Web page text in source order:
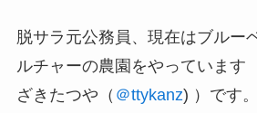
脱サラ元公務員、現在はブルー
ルチャーの農園 をやっていま
ざきたつや（ ＠ttykanz) ）です。